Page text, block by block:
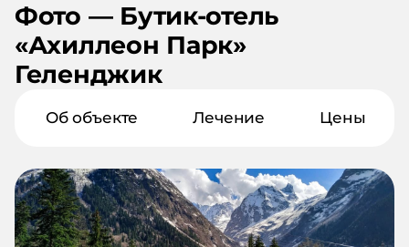
Фото — Бутик-отель
«Ахиллеон Парк»
Геленджик
Об объекте Лечение Цены